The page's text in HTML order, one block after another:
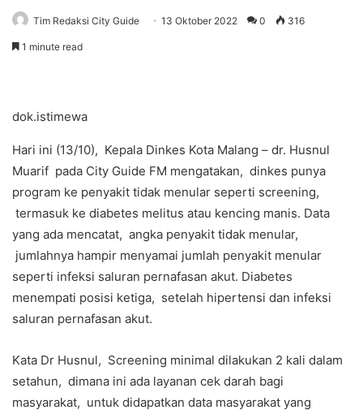
Tim Redaksi City Guide 13 Oktober 2022 0 316
1 minute read
dok.istimewa
Hari ini (13/10), Kepala Dinkes Kota Malang – dr. Husnul
Muarif pada City Guide FM mengatakan, dinkes punya
program ke penyakit tidak menular seperti screening,
termasuk ke diabetes melitus atau kencing manis. Data
yang ada mencatat, angka penyakit tidak menular,
jumlahnya hampir menyamai jumlah penyakit menular
seperti infeksi saluran pernafasan akut. Diabetes
menempati posisi ketiga, setelah hipertensi dan infeksi
saluran pernafasan akut.
Kata Dr Husnul, Screening minimal dilakukan 2 kali dalam
setahun, dimana ini ada layanan cek darah bagi
masyarakat, untuk didapatkan data masyarakat yang